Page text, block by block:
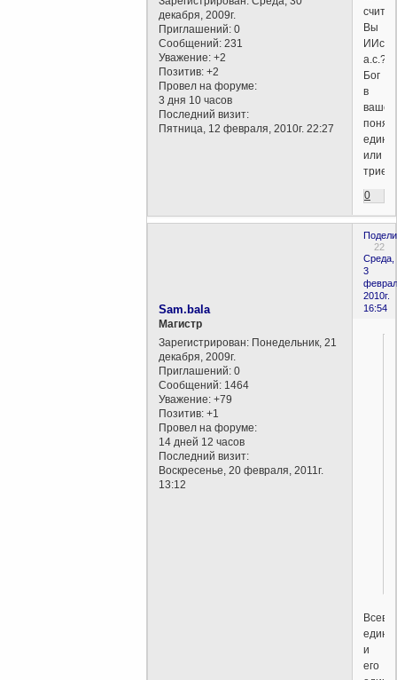
декабря, 2009г.
Приглашений: 0
Сообщений: 231
Уважение: +2
Позитив: +2
Провел на форуме:
3 дня 10 часов
Последний визит:
Пятница, 12 февраля, 2010г. 22:27
Вы
а.с.?
Бог
в
вашем
един
или
0
22
Среда,
3
2010г.
16:54
Sam.bala
Магистр
Зарегистрирован: Понедельник, 21
декабря, 2009г.
Приглашений: 0
Сообщений: 1464
Уважение: +79
Позитив: +1
Провел на форуме:
14 дней 12 часов
Последний визит:
Воскресенье, 20 февраля, 2011г.
13:12
един,
и
его